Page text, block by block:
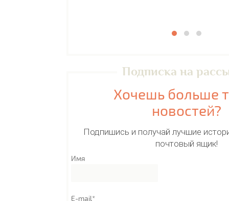
Подписка на
Хочешь больше
новостей?
Подпишись и получай лучшие
почтовый ящик!
Имя
E-mail*